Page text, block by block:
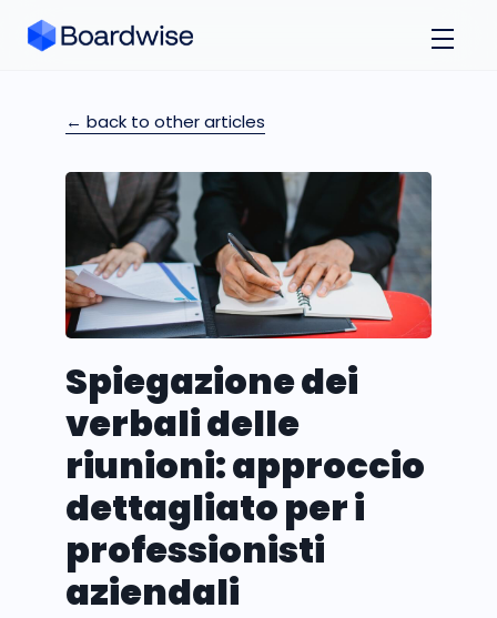
← back to other articles
Spiegazione dei
verbali delle
riunioni: approccio
dettagliato per i
professionisti
aziendali